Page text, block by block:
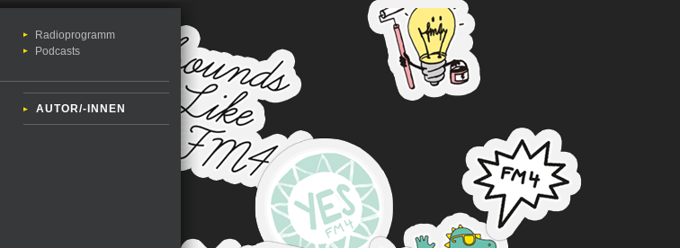
Radioprogramm
Podcasts
AUTOR/-INNEN